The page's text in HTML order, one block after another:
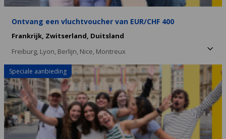
Ontvang een vluchtvoucher van EUR/CHF 400
Frankrijk, Zwitserland, Duitsland
Freiburg, Lyon, Berlijn, Nice, Montreux
Speciale aanbieding